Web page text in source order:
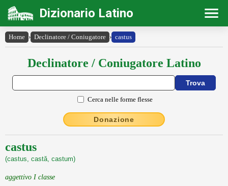
Dizionario Latino
Home › Declinatore / Coniugatore › castus
Declinatore / Coniugatore Latino
Cerca nelle forme flesse
Donazione
castus
(castus, castă, castum)
aggettivo I classe